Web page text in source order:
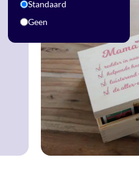
Standaard
Geen